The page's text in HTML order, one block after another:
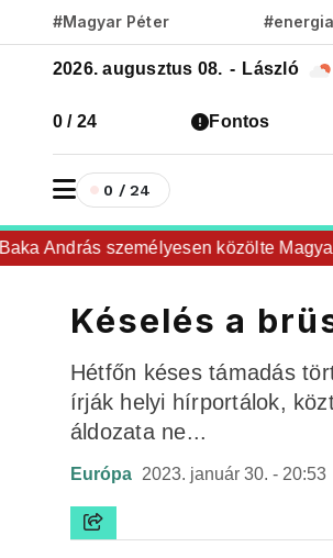
#Magyar Péter
2026. augusztus 08. - László
0 / 24 Fontos
0 / 24
András személyesen közölte Magyar
Késelés a
Hétfőn késes támadás
írják helyi hírportálok,
áldozata ne...
Európa 2023. január 30. - 20:53